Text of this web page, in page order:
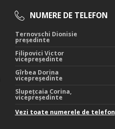
NUMERE DE TELEFON
Ternovschi Dionisie
președinte
Filipovici Victor
vicepreședinte
Gîrbea Dorina
vicepreședinte
Slupețcaia Corina,
vicepreședinte
Vezi toate numerele de telefon